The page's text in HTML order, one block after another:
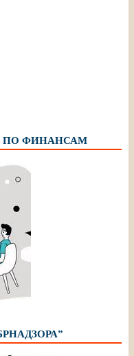
ПО ФИНАНСАМ